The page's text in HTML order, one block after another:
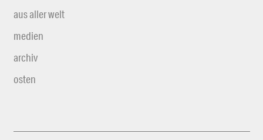
aus aller welt
medien
archiv
osten